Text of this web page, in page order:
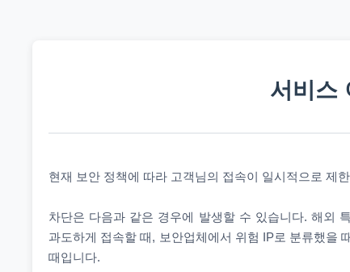
서비스
현재 보안 정책에 따라 고객님의 접속이 일시적으로 제
차단은 다음과 같은 경우에 발생할 수 있습니다. 해외
과도하게 접속할 때, 보안업체에서 위험 IP로 분류했을
때입니다.